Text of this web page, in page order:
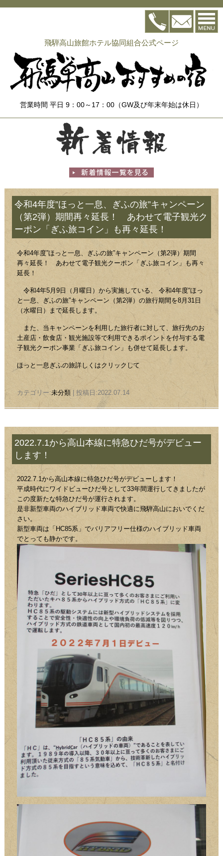
飛騨高山旅館ホテル協同組合公式ページ
営業時間 平日 9：00～17：00（GW及び年末年始は休日）
令和4年度”ほっと一息、ぎふの旅”キャンペーン
（第2弾）期間再々延長！ あわせて電子観光ク
ーポン「ぎふ旅コイン」も再々延長！
令和4年度”ほっと一息、ぎふの旅”キャンペーン（第2弾）期間
再々延長！ あわせて電子観光クーポン「ぎふ旅コイン」も再々
延長！
令和4年5月9日（月曜日）から実施している、 令和4年度“ほっ
と一息、ぎふの旅”キャンペーン（第2弾）の旅行期間を8月31日
（水曜日）まで延長します。
また、当キャンペーンを利用した旅行者に対して、旅行先のお
土産店・飲食店・観光施設等で利用できるポイントを付与する電
子観光クーポン事業「ぎふ旅コイン」も併せて延長します。
ほっと一息ぎふの旅詳しくはクリックして
カテゴリー:未分類| 投稿日:2022.07.14
2022.7.1から高山本線に特急ひだ号がデビュー
します！
2022.7.1から高山本線に特急ひだ号がデビューします！
平成時代にワイドビューひだ号として33年間運行してきましたが
この度新たな特急ひだ号が運行されます。
是非新型車両のハイブリッド車両で快適に飛騨高山においでくだ
さい。
新型車両は「HC85系」でバリアフリー仕様のハイブリッド車両
でとっても静かです。